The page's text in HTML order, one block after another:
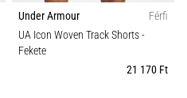
Under Armour
Férfi
UA Icon Woven Track Shorts-
Fekete
21 170 Ft